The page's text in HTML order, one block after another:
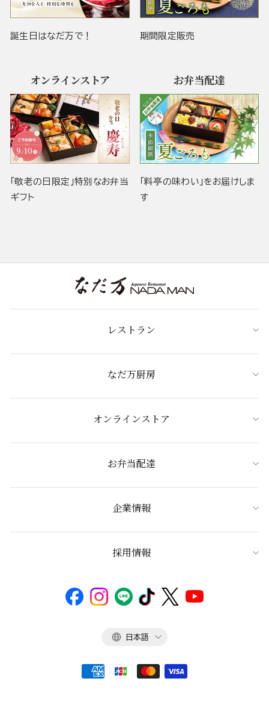
誕生日はなだ万で！ 期間限定販売
オンラインストア
「敬老の日限定」特別なお弁当
ギフト
お弁当配達
「料亭の味わい」をお届けしま
す
レストラン
なだ万厨房
オンラインストア
お弁当配達
企業情報
採用情報
言
日本語